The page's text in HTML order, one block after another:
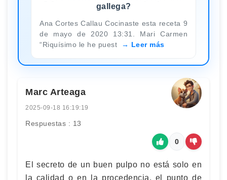
gallega?
Ana Cortes Callau Cocinaste esta receta 9
de mayo de 2020 13:31. Mari Carmen
“Riquísimo le he puest
Leer más
Marc Arteaga
2025-09-18 16:19:19
Respuestas : 13
0
El secreto de un buen pulpo no está solo en
la calidad o en la procedencia, el punto de